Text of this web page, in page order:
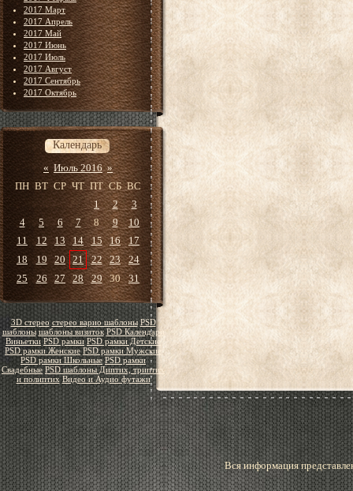
2017 Март
2017 Апрель
2017 Май
2017 Июнь
2017 Июль
2017 Август
2017 Сентябрь
2017 Октябрь
Календарь
« Июль 2016 »
ПН ВТ СР ЧТ ПТ СБ ВС
1
2
3
4
5 6 7 8 9
10
11
12 13 14 15 16
17
18
19 20 21 22 23
24
25
26 27 28 29 30 31
3D стерео стерео варио шаблоны PSD
шаблоны шаблоны визиток PSD Календари
Виньетки PSD рамки PSD рамки Детские
PSD рамки Женские PSD рамки Мужские
PSD рамки Школьные PSD рамки
Свадебные PSD шаблоны Диптих, триптих
и полиптих Видео и Аудио футажи
Вся информация